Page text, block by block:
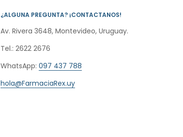
¿ALGUNA PREGUNTA? ¡CONTACTANOS!
Av. Rivera 3648, Montevideo, Uruguay.
Tel.: 2622 2676
WhatsApp: 097 437 788
hola@FarmaciaRex.uy